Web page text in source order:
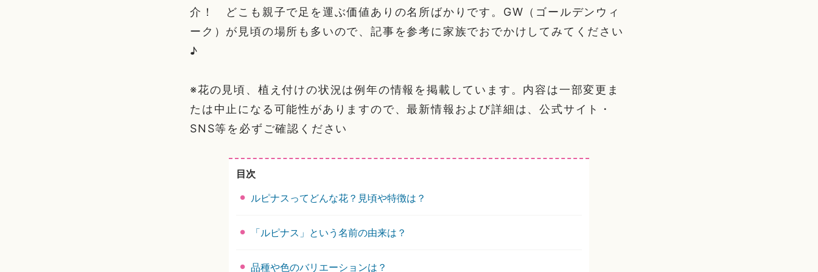
介！ どこも親子で足を運ぶ価値ありの名所ばかりです。GW（ゴールデンウィ
ーク）が見頃の場所も多いので、記事を参考に家族でおでかけしてみてください
♪
※花の見頃、植え付けの状況は例年の情報を掲載しています。内容は一部変更ま
たは中止になる可能性がありますので、最新情報および詳細は、公式サイト・
SNS等を必ずご確認ください
目次
ルピナスってどんな花？見頃や特徴は？
「ルピナス」という名前の由来は？
品種や色のバリエーションは？